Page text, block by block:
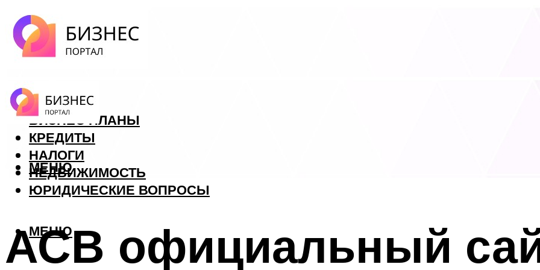
ФОРЕКС
БИЗНЕС ПЛАНЫ
КРЕДИТЫ
НАЛОГИ
НЕДВИЖИМОСТЬ
ЮРИДИЧЕСКИЕ ВОПРОСЫ
МЕНЮ
МЕНЮ
АСВ официальный